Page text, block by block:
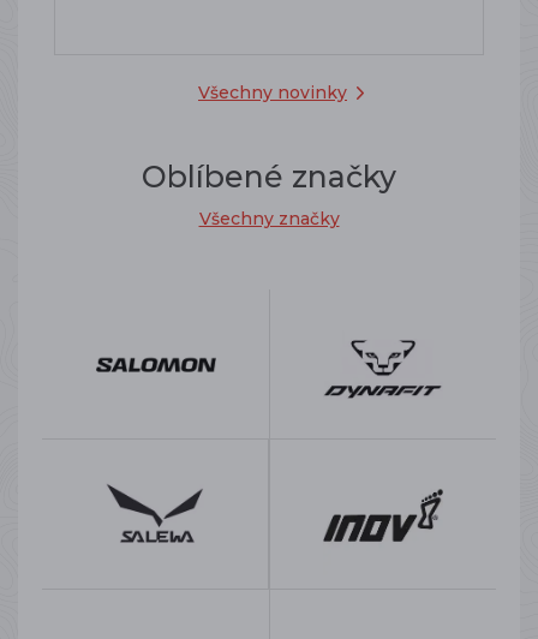
Všechny novinky
Oblíbené značky
Všechny značky